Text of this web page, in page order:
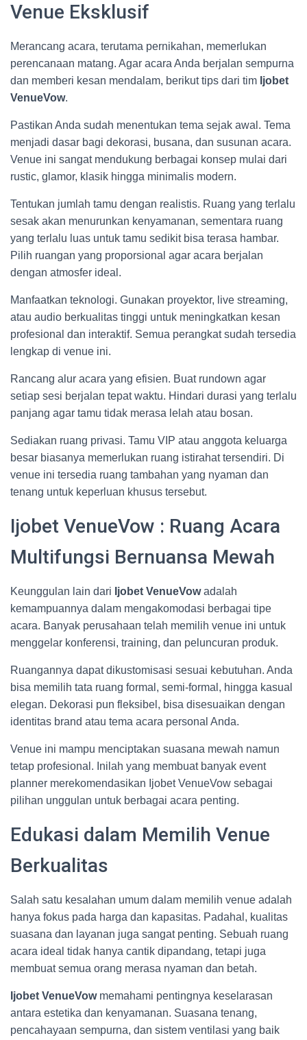
Venue Eksklusif
Merancang acara, terutama pernikahan, memerlukan
perencanaan matang. Agar acara Anda berjalan sempurna
dan memberi kesan mendalam, berikut tips dari tim Ijobet
VenueVow.
Pastikan Anda sudah menentukan tema sejak awal. Tema
menjadi dasar bagi dekorasi, busana, dan susunan acara.
Venue ini sangat mendukung berbagai konsep mulai dari
rustic, glamor, klasik hingga minimalis modern.
Tentukan jumlah tamu dengan realistis. Ruang yang terlalu
sesak akan menurunkan kenyamanan, sementara ruang
yang terlalu luas untuk tamu sedikit bisa terasa hambar.
Pilih ruangan yang proporsional agar acara berjalan
dengan atmosfer ideal.
Manfaatkan teknologi. Gunakan proyektor, live streaming,
atau audio berkualitas tinggi untuk meningkatkan kesan
profesional dan interaktif. Semua perangkat sudah tersedia
lengkap di venue ini.
Rancang alur acara yang efisien. Buat rundown agar
setiap sesi berjalan tepat waktu. Hindari durasi yang terlalu
panjang agar tamu tidak merasa lelah atau bosan.
Sediakan ruang privasi. Tamu VIP atau anggota keluarga
besar biasanya memerlukan ruang istirahat tersendiri. Di
venue ini tersedia ruang tambahan yang nyaman dan
tenang untuk keperluan khusus tersebut.
Ijobet VenueVow : Ruang Acara
Multifungsi Bernuansa Mewah
Keunggulan lain dari Ijobet VenueVowadalah
kemampuannya dalam mengakomodasi berbagai tipe
acara. Banyak perusahaan telah memilih venue ini untuk
menggelar konferensi, training, dan peluncuran produk.
Ruangannya dapat dikustomisasi sesuai kebutuhan. Anda
bisa memilih tata ruang formal, semi-formal, hingga kasual
elegan. Dekorasi pun fleksibel, bisa disesuaikan dengan
identitas brand atau tema acara personal Anda.
Venue ini mampu menciptakan suasana mewah namun
tetap profesional. Inilah yang membuat banyak event
planner merekomendasikan Ijobet VenueVow sebagai
pilihan unggulan untuk berbagai acara penting.
Edukasi dalam Memilih Venue
Berkualitas
Salah satu kesalahan umum dalam memilih venue adalah
hanya fokus pada harga dan kapasitas. Padahal, kualitas
suasana dan layanan juga sangat penting. Sebuah ruang
acara ideal tidak hanya cantik dipandang, tetapi juga
membuat semua orang merasa nyaman dan betah.
Ijobet VenueVowmemahami pentingnya keselarasan
antara estetika dan kenyamanan. Suasana tenang,
pencahayaan sempurna, dan sistem ventilasi yang baik